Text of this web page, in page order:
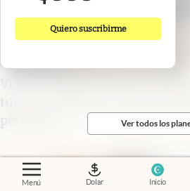
Menú Dolar Inicio
Quiero suscribirme
Ver todos los
Video
turística sobre las Líneas de
personas